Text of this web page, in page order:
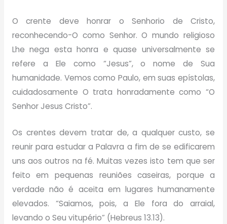
O crente deve honrar o Senhorio de Cristo,
reconhecendo-O como Senhor. O mundo religioso
Lhe nega esta honra e quase universalmente se
refere a Ele como “Jesus”, o nome de Sua
humanidade. Vemos como Paulo, em suas epístolas,
cuidadosamente O trata honradamente como “O
Senhor Jesus Cristo”.
Os crentes devem tratar de, a qualquer custo, se
reunir para estudar a Palavra a fim de se edificarem
uns aos outros na fé. Muitas vezes isto tem que ser
feito em pequenas reuniões caseiras, porque a
verdade não é aceita em lugares humanamente
elevados. “Saiamos, pois, a Ele fora do arraial,
levando o Seu vitupério” (Hebreus 13.13).